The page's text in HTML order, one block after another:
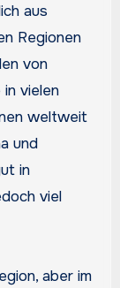
aus
Regionen
von
vielen
weltweit
und
in
viel
aber im